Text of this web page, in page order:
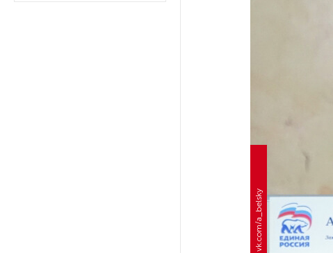
Фото: vk.com/a_belsky